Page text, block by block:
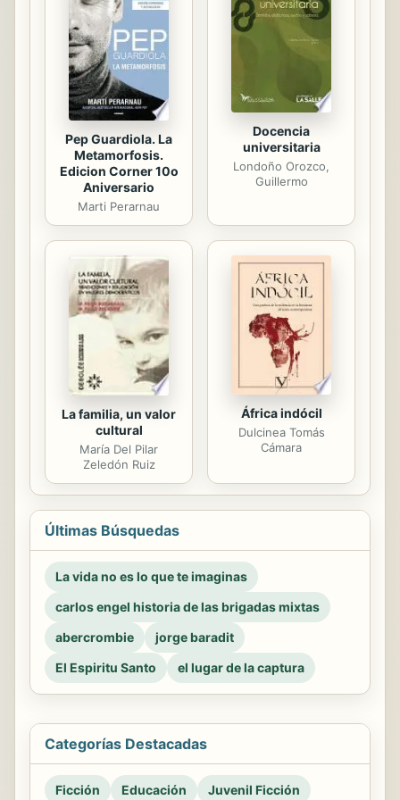
Pep Guardiola. La
Metamorfosis.
Edicion Corner 10o
Aniversario
Marti Perarnau
Docencia
universitaria
Londoño Orozco,
Guillermo
La familia, un valor
cultural
María Del Pilar
Zeledón Ruiz
África indócil
Dulcinea Tomás
Cámara
Últimas Búsquedas
La vida no es lo que te imaginas
carlos engel historia de las brigadas mixtas
abercrombie
jorge baradit
El Espiritu Santo
el lugar de la captura
Categorías Destacadas
Ficción Educación Juvenil Ficción